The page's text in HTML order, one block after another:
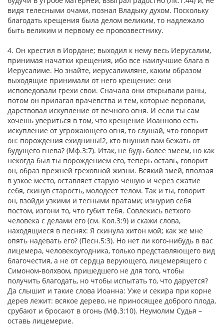
видя телесными очами, познал Владыку духом. Поскольку
благодать крещения была делом великим, то надлежало
быть великим и первому ее провозвестнику.
4. Он крестил в Иордане; выходил к нему весь Иерусалим,
принимая начатки крещения, ибо все наилучшие блага в
Иерусалиме. Но знайте, иерусалимляне, каким образом
выходящие принимали от него крещение: они
исповедовали грехи свои. Сначала они открывали раны,
потом он прилагал врачевства и тем, которые веровали,
дарствовал искупление от вечного огня. И если ты сам
хочешь увериться в том, что крещение Иоанново есть
искупление от угрожающего огня, то слушай, что говорит
он: порождения ехиднины!2, кто внушил вам бежать от
будущего гнева? (Мф.3:7). Итак, не будь более змеем, но как
некогда был ты порождением его, теперь оставь, говорит
он, образ прежней греховной жизни. Всякий змей, вползая
в узкое место, оставляет старую чешую и через сжатие
себя, скинув старость, молодеет телом. Так и ты, говорит
он, взойди узкими и тесными вратами; изнурив себя
постом, изгони то, что губит тебя. Совлекись ветхого
человека с делами его (см. Кол.3:9) и скажи слова,
находящиеся в песнях: Я скинула хитон мой; как же мне
опять надевать его? (Песн.5:3). Но нет ли кого-нибудь в вас
лицемера, человекоугодника, только представляющего вид
благочестия, а не от сердца верующего, лицемерящего с
Симоном-волхвом, пришедшего не для того, чтобы
получить благодать, но чтобы испытать то, что даруется?
Да слышит и такие слова Иоанна: Уже и секира при корне
дерев лежит: всякое дерево, не приносящее доброго плода,
срубают и бросают в огонь (Мф.3:10). Неумолим Судья –
оставь лицемерие.